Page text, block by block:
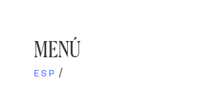
MENÚ
ESP